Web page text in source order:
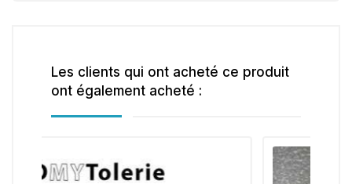
Les clients qui ont acheté ce produit
ont également acheté :